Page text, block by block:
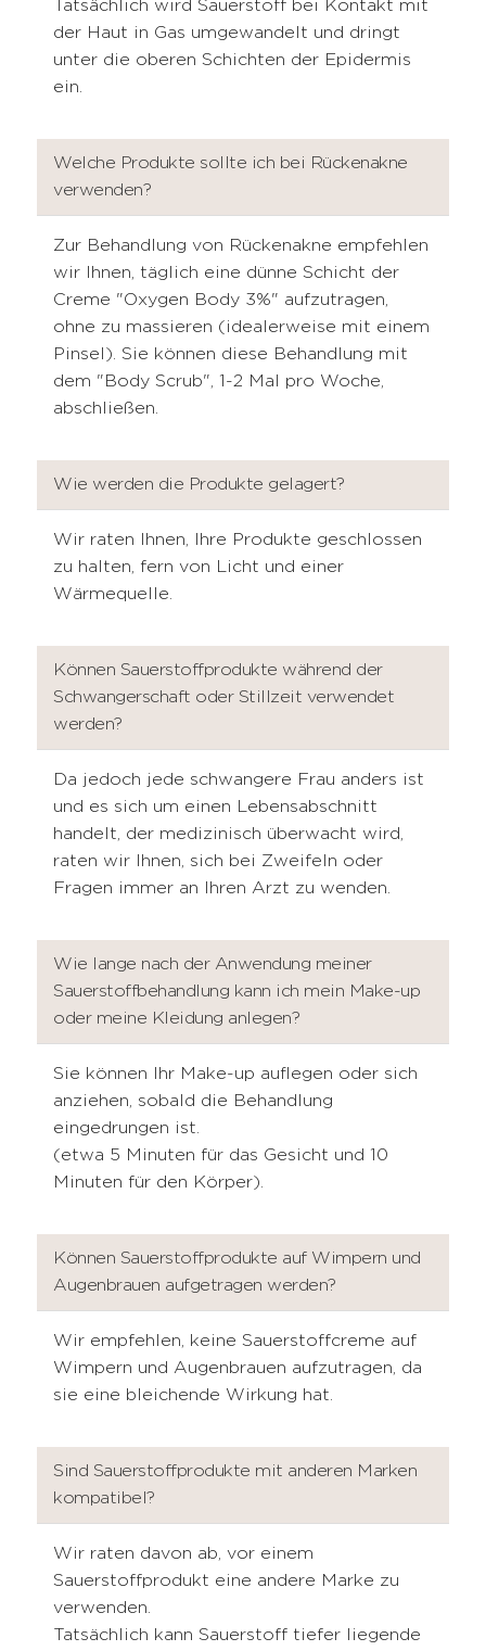
Tatsächlich wird Sauerstoff bei Kontakt mit
der Haut in Gas umgewandelt und dringt
unter die oberen Schichten der Epidermis
ein.
Welche Produkte sollte ich bei Rückenakne
verwenden?
Zur Behandlung von Rückenakne empfehlen
wir Ihnen, täglich eine dünne Schicht der
Creme "Oxygen Body 3%" aufzutragen,
ohne zu massieren (idealerweise mit einem
Pinsel). Sie können diese Behandlung mit
dem "Body Scrub", 1-2 Mal pro Woche,
abschließen.
Wie werden die Produkte gelagert?
Wir raten Ihnen, Ihre Produkte geschlossen
zu halten, fern von Licht und einer
Wärmequelle.
Können Sauerstoffprodukte während der
Schwangerschaft oder Stillzeit verwendet
werden?
Da jedoch jede schwangere Frau anders ist
und es sich um einen Lebensabschnitt
handelt, der medizinisch überwacht wird,
raten wir Ihnen, sich bei Zweifeln oder
Fragen immer an Ihren Arzt zu wenden.
Wie lange nach der Anwendung meiner
Sauerstoffbehandlung kann ich mein Make-up
oder meine Kleidung anlegen?
Sie können Ihr Make-up auflegen oder sich
anziehen, sobald die Behandlung
eingedrungen ist.
(etwa 5 Minuten für das Gesicht und 10
Minuten für den Körper).
Können Sauerstoffprodukte auf Wimpern und
Augenbrauen aufgetragen werden?
Wir empfehlen, keine Sauerstoffcreme auf
Wimpern und Augenbrauen aufzutragen, da
sie eine bleichende Wirkung hat.
Sind Sauerstoffprodukte mit anderen Marken
kompatibel?
Wir raten davon ab, vor einem
Sauerstoffprodukt eine andere Marke zu
verwenden.
Tatsächlich kann Sauerstoff tiefer liegende